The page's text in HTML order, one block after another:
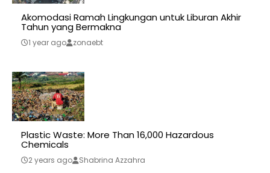
Akomodasi Ramah Lingkungan untuk Liburan Akhir
Tahun yang Bermakna
1 year ago zonaebt
Plastic Waste: More Than 16,000 Hazardous
Chemicals
2 years ago Shabrina Azzahra